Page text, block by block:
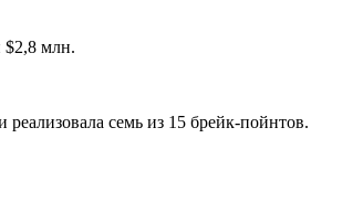
$2,8 млн.
семь из 15 брейк-пойнтов.